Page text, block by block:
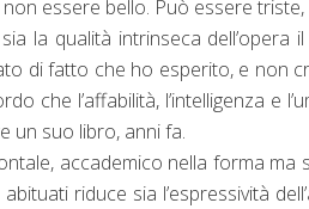
essere bello. Può essere triste,
la qualità intrinseca dell’opera
di fatto che ho esperito, e non
che l’affabilità, l’intelligenza e
un suo libro, anni fa.
accademico nella forma ma
riduce sia l’espressività